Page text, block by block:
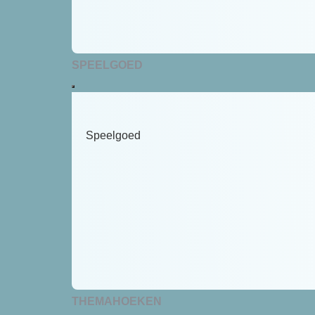
SPEELGOED
Speelgoed
THEMAHOEKEN